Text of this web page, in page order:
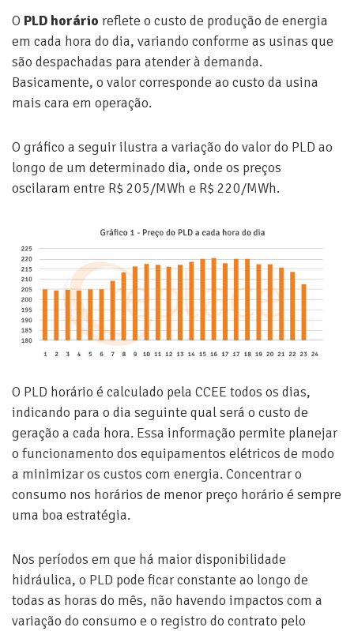
O PLD horário reflete o custo de produção de energia
em cada hora do dia, variando conforme as usinas que
são despachadas para atender à demanda.
Basicamente, o valor corresponde ao custo da usina
mais cara em operação.
O gráfico a seguir ilustra a variação do valor do PLD ao
longo de um determinado dia, onde os preços
oscilaram entre R$ 205/MWh e R$ 220/MWh.
O PLD horário é calculado pela CCEE todos os dias,
indicando para o dia seguinte qual será o custo de
geração a cada hora. Essa informação permite planejar
o funcionamento dos equipamentos elétricos de modo
a minimizar os custos com energia. Concentrar o
consumo nos horários de menor preço horário é sempre
uma boa estratégia.
Nos períodos em que há maior disponibilidade
hidráulica, o PLD pode ficar constante ao longo de
todas as horas do mês, não havendo impactos com a
variação do consumo e o registro do contrato pelo